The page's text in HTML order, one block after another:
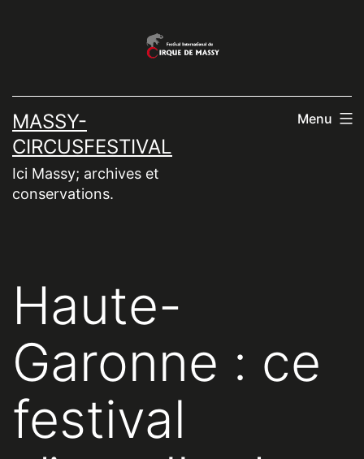
MASSY-
CIRCUSFESTIVAL
Ici Massy; archives et
conservations.
Menu
Haute-
Garonne : ce
festival